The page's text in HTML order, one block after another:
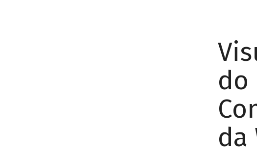
do
da